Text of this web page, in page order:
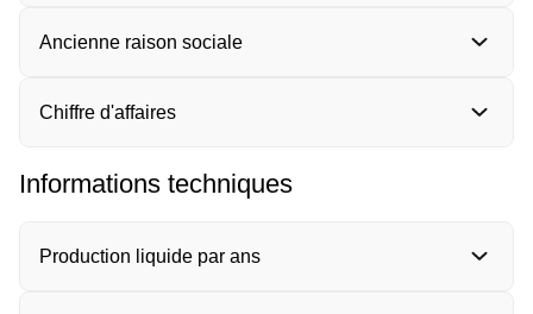
Ancienne raison sociale
Chiffre d'affaires
Informations techniques
Production liquide par ans